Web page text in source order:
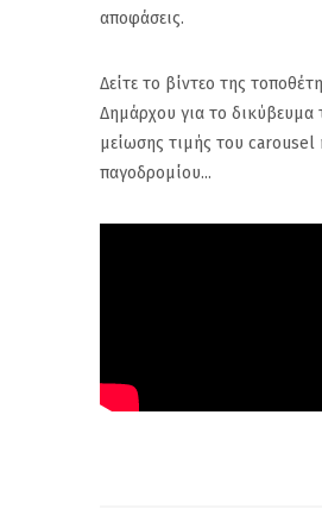
αποφάσεις.
Δείτε το βίντεο της
Δημάρχου για το δικύβευμα
μείωσης τιμής του carousel
παγοδρομίου...